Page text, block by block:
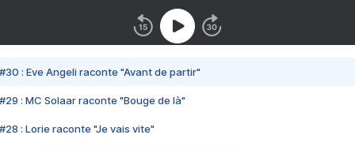
#30 : Eve Angeli raconte "Avant de partir"
#29 : MC Solaar raconte "Bouge de là"
#28 : Lorie raconte "Je vais vite"